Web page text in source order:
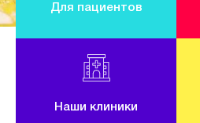
Для пациентов
Наши клиники